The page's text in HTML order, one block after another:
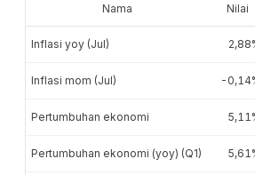
Nama Nilai
Inflasi yoy (Jul)
Inflasi mom (Jul) -
Pertumbuhan ekonomi
Pertumbuhan ekonomi (yoy) (Q1)